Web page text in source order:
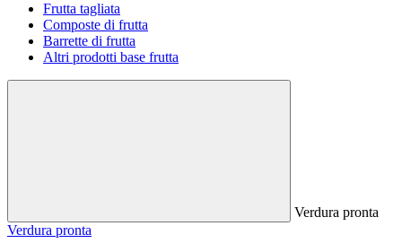
Frutta tagliata
Composte di frutta
Barrette di frutta
Altri prodotti base frutta
Verdura pronta
Verdura pronta